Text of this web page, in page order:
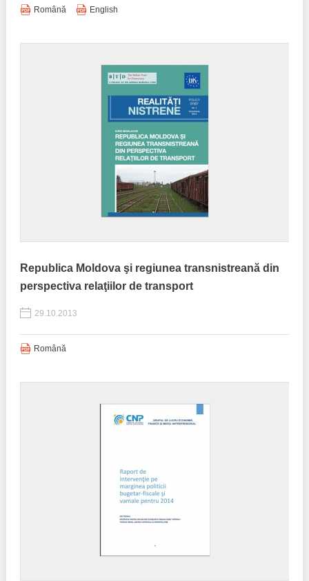
Română English
Republica Moldova şi regiunea transnistreană din
perspectiva relaţiilor de transport
29.10.2013
Română